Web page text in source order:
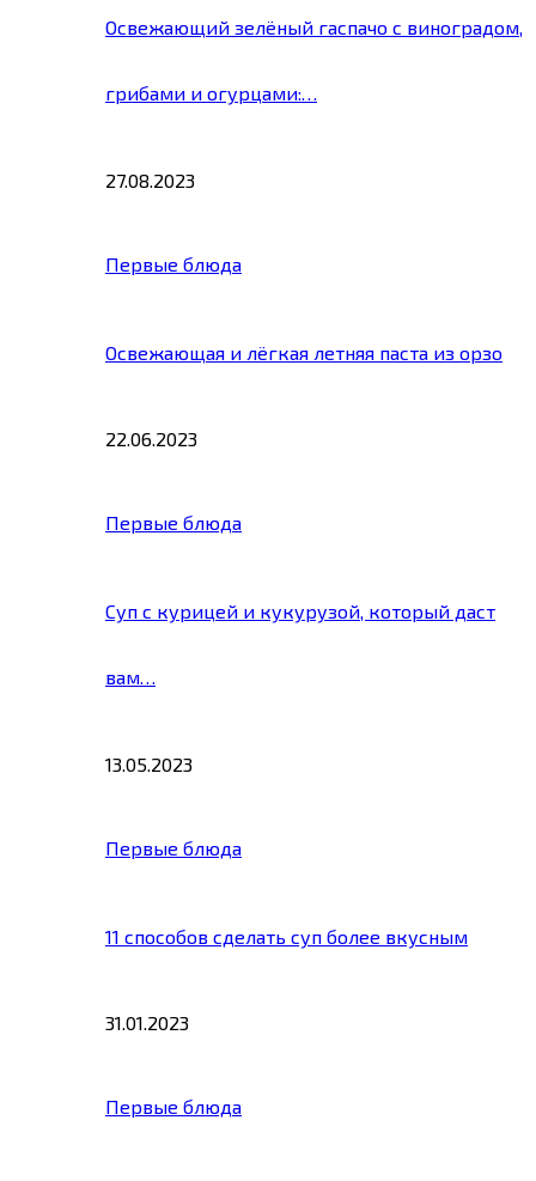
Освежающий зелёный гаспачо с виноградом,
грибами и огурцами:…
27.08.2023
Первые блюда
Освежающая и лёгкая летняя паста из орзо
22.06.2023
Первые блюда
Суп с курицей и кукурузой, который даст
вам…
13.05.2023
Первые блюда
11 способов сделать суп более вкусным
31.01.2023
Первые блюда